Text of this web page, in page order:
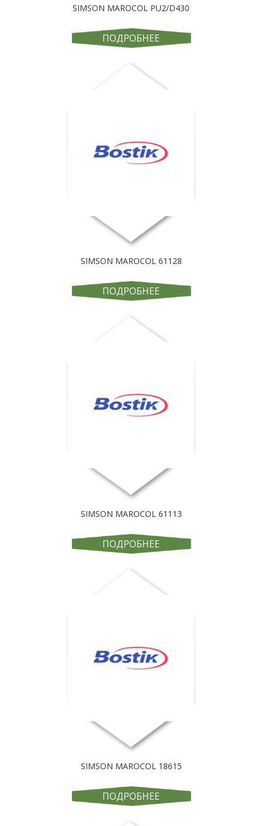
SIMSON MAROCOL PU2/D430
ПОДРОБНЕЕ
SIMSON MAROCOL 61128
ПОДРОБНЕЕ
SIMSON MAROCOL 61113
ПОДРОБНЕЕ
SIMSON MAROCOL 18615
ПОДРОБНЕЕ